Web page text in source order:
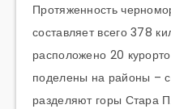
Протяженность
составляет всего 378
расположено 20
поделены на районы –
разделяют горы Стара